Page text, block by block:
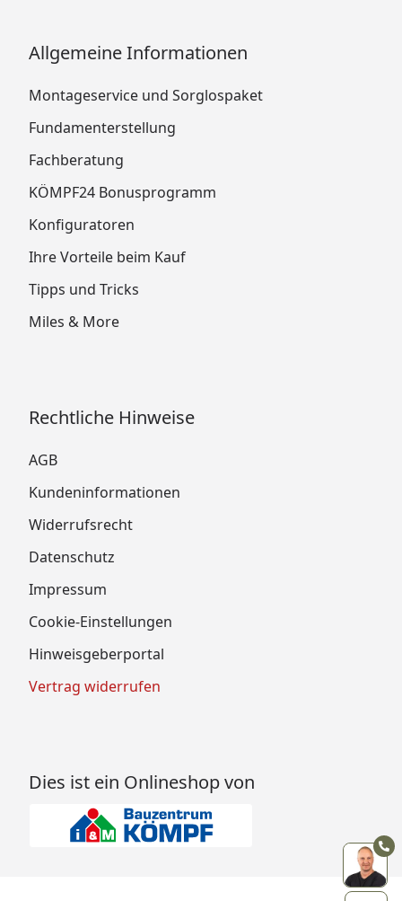
Allgemeine Informationen
Montageservice und Sorglospaket
Fundamenterstellung
Fachberatung
KÖMPF24 Bonusprogramm
Konfiguratoren
Ihre Vorteile beim Kauf
Tipps und Tricks
Miles & More
Rechtliche Hinweise
AGB
Kundeninformationen
Widerrufsrecht
Datenschutz
Impressum
Cookie-Einstellungen
Hinweisgeberportal
Vertrag widerrufen
Dies ist ein Onlineshop von